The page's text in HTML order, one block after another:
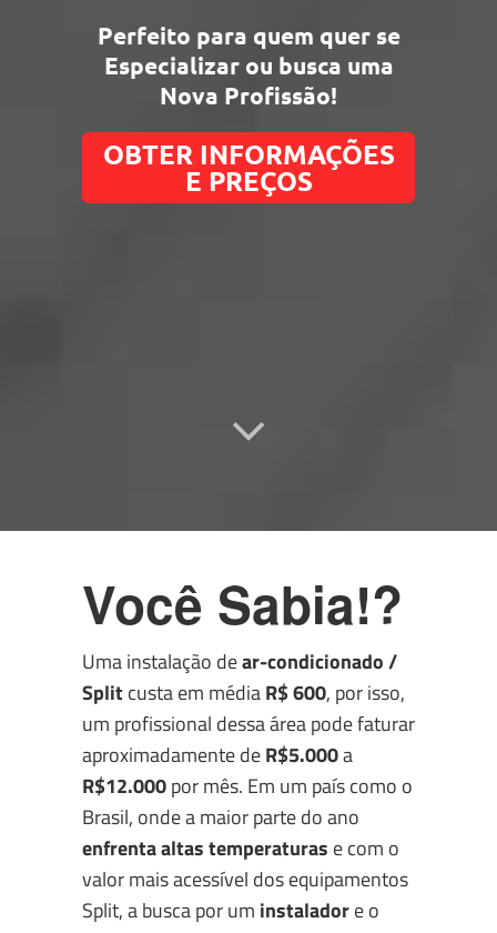
Perfeito para quem quer se
Especializarou busca uma
Nova Profissão!
OBTER INFORMAÇÕES
E PREÇOS
Você Sabia!?
Uma instalação dear-condicionado /
Split custa em médiaR$ 600, por isso,
um profissional dessa área pode faturar
aproximadamente deR$5.000a
R$12.000por mês. Em um país como o
Brasil, onde a maior parte do ano
enfrenta altas temperaturas e com o
valor mais acessível dos equipamentos
Split, a busca por um instaladore o